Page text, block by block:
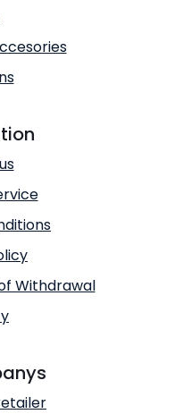
Withdrawal